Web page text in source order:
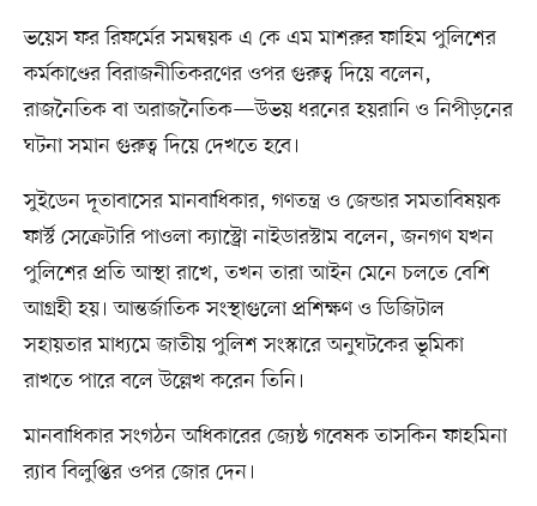
ভয়েস ফর রিফর্মের সমন্বয়ক এ কে এম মাশরুর ফাহিম পুলিশের
কর্মকাণ্ডের বিরাজনীতিকরণের ওপর গুরুত্ব দিয়ে বলেন,
রাজনৈতিক বা অরাজনৈতিক—উভয় ধরনের হয়রানি ও নিপীড়নের
ঘটনা সমান গুরুত্ব দিয়ে দেখতে হবে।
সুইডেন দূতাবাসের মানবাধিকার, গণতন্ত্র ও জেন্ডার সমতাবিষয়ক
ফার্স্ট সেক্রেটারি পাওলা ক্যাস্ট্রো নাইডারস্টাম বলেন, জনগণ যখন
পুলিশের প্রতি আস্থা রাখে, তখন তারা আইন মেনে চলতে বেশি
আগ্রহী হয়। আন্তর্জাতিক সংস্থাগুলো প্রশিক্ষণ ও ডিজিটাল
সহায়তার মাধ্যমে জাতীয় পুলিশ সংস্কারে অনুঘটকের ভূমিকা
রাখতে পারে বলে উল্লেখ করেন তিনি।
মানবাধিকার সংগঠন অধিকারের জ্যেষ্ঠ গবেষক তাসকিন ফাহমিনা
র‍্যাব বিলুপ্তির ওপর জোর দেন।